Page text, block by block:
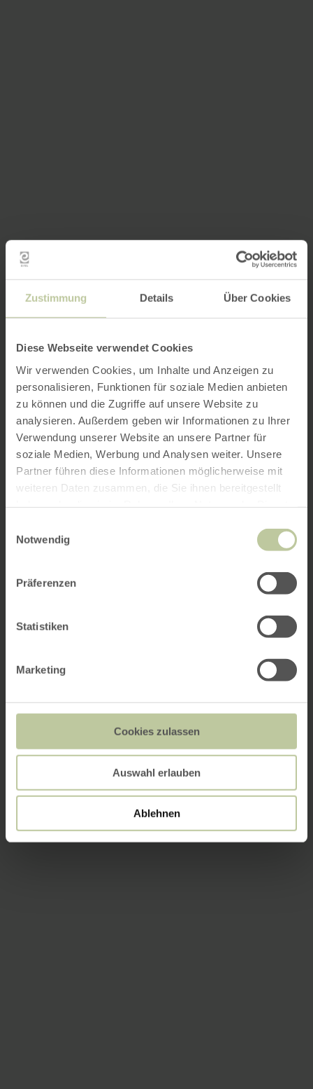
Zustimmung Details Über Cookies
Diese Webseite verwendet Cookies
Wir verwenden Cookies, um Inhalte und Anzeigen zu
personalisieren, Funktionen für soziale Medien anbieten
zu können und die Zugriffe auf unsere Website zu
analysieren. Außerdem geben wir Informationen zu Ihrer
Verwendung unserer Website an unsere Partner für
soziale Medien, Werbung und Analysen weiter. Unsere
Partner führen diese Informationen möglicherweise mit
weiteren Daten zusammen, die Sie ihnen bereitgestellt
Notwendig
Präferenzen
Statistiken
Marketing
Cookies zulassen
Auswahl erlauben
Ablehnen